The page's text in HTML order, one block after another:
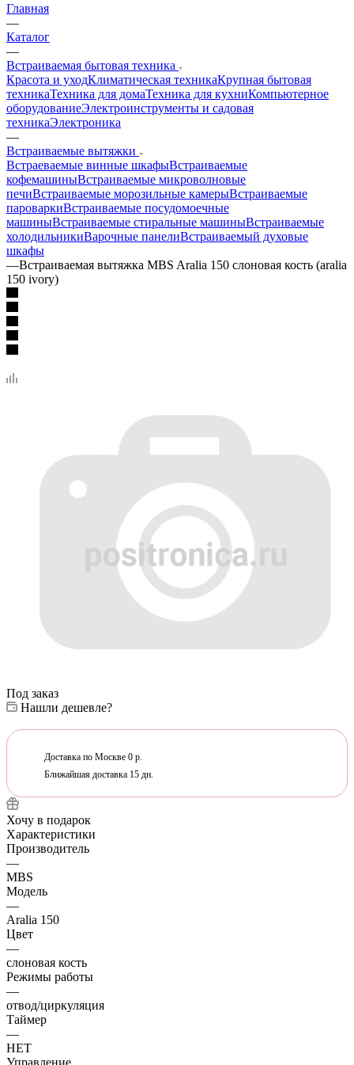
Главная
—
Каталог
—
Встраиваемая бытовая техника
Красота и уходКлиматическая техникаКрупная бытовая
техникаТехника для домаТехника для кухниКомпьютерное
оборудованиеЭлектроинструменты и садовая
техникаЭлектроника
—
Встраиваемые вытяжки
Встраеваемые винные шкафыВстраиваемые
кофемашиныВстраиваемые микроволновые
печиВстраиваемые морозильные камерыВстраиваемые
пароваркиВстраиваемые посудомоечные
машиныВстраиваемые стиральные машиныВстраиваемые
холодильникиВарочные панелиВстраиваемый духовые
шкафы
—Встраиваемая вытяжка MBS Aralia 150 слоновая кость (aralia
150 ivory)
Под заказ
Нашли дешевле?
Доставка по Москве 0 р.
Ближайшая доставка 15 дн.
Хочу в подарок
Характеристики
Производитель
—
MBS
Модель
—
Aralia 150
Цвет
—
слоновая кость
Режимы работы
—
отвод/циркуляция
Таймер
—
НЕТ
Управление